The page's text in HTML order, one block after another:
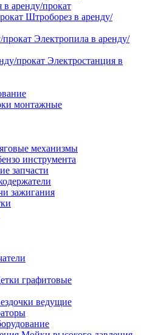
аренду/прокат
Штроборез в аренду/
Электропила в аренду/
Электростанция в
монтажные
механизмы
инструмента
запчасти
зажигания
графитовые
ведущие